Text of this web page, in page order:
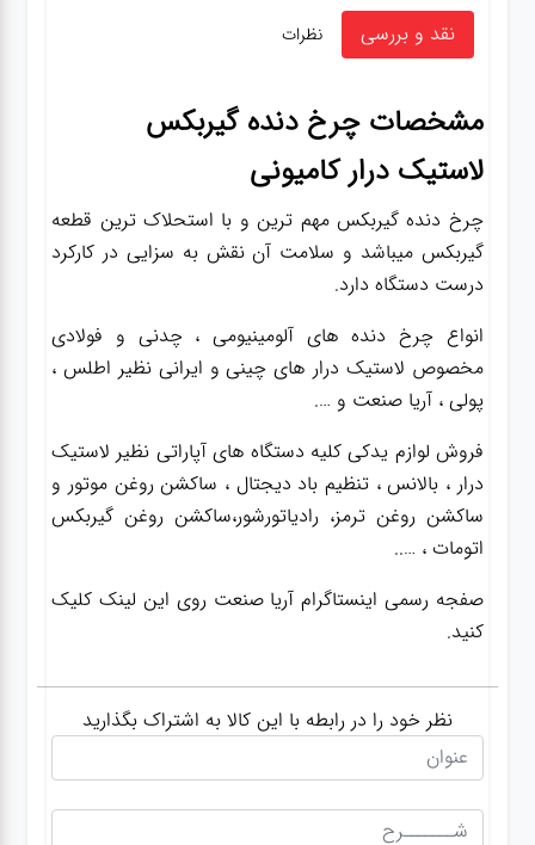
نقد و بررسی نظرات
مشخصاتچرخ دنده گیربکس
لاستیک درار کامیونی
چرخ دنده گیربکس مهم ترین و با استحلاک ترین قطعه
گیربکس میباشد و سلامت آن نقش به سزایی در کارکرد
درست دستگاه دارد.
انواع چرخ دنده های آلومینیومی ، چدنی و فولادی
مخصوص لاستیک درار های چینی و ایرانی نظیر اطلس ،
پولی ، آریا صنعت و ….
فروش لوازم یدکی کلیه دستگاه های آپاراتی نظیر لاستیک
درار ، بالانس ، تنظیم باد دیجتال ، ساکشن روغن موتور و
ساکشن روغن ترمز، رادیاتورشور،ساکشن روغن گیربکس
اتومات ، …..
صفجه رسمی اینستاگرام آریا صنعت روی این لینک کلیک
کنید.
نظر خود را در رابطه با این کالا به اشتراک بگذارید